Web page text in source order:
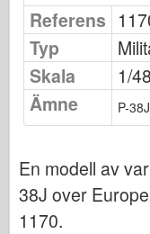
Ace Modeller
AFV-klubb
Airfix
Flygvapnet
AZ-modell
Cyber-Hobby
Referens
Typ
Skala
1/48
Ämne
P-
En modell av
38J over
1170.